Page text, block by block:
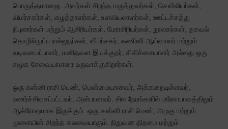
பொருத்தமானது. அவர்கள் சிறந்த மருத்துவர்கள், செவிலியர்கள்,
விமர்சகர்கள், எழுத்தாளர்கள், உளவியலாளர்கள், ஊட்டச்சத்து
நிபுணர்கள் மற்றும் ஆசிரியர்கள், பேராசிரியர்கள், நூலகர்கள், தகவல்
தொழில்நுட்ப வல்லுநர்கள், விமர்சகர், கணினி ஆய்வாளர் மற்றும்
வடிவமைப்பாளர், மனிதவள இயக்குநர், சிகிச்சையாளர் அல்லது ஒரு
சமூக சேவையாளரை உருவாக்குகிறார்கள்.
ஒரு கன்னி ராசி பெண், மென்மையானவர், அக்கறையுள்ளவர்,
உணர்ச்சிவசப்பட்டவர், அன்பானவர். சில நேரங்களில் மனோபாவத்திலும்
ஆக்ரோஷமாக இருக்கும். ஒரு கன்னி ராசி பெண், அழகு மற்றும்
மூளையின் சிறந்த கலவையாகும். நிறுவன திறமை மற்றும்